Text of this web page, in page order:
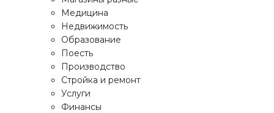
Медицина
Недвижимость
Образование
Поесть
Производство
Стройка и ремонт
Услуги
Финансы